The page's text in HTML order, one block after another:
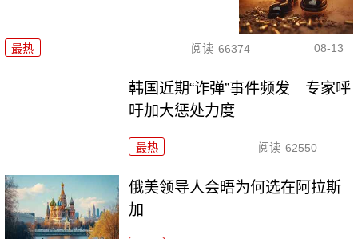
最热 阅读 66374 08-13
韩国近期“诈弹”事件频发 专家呼
吁加大惩处力度
最热 阅读 62550
俄美领导人会晤为何选在阿拉斯
加